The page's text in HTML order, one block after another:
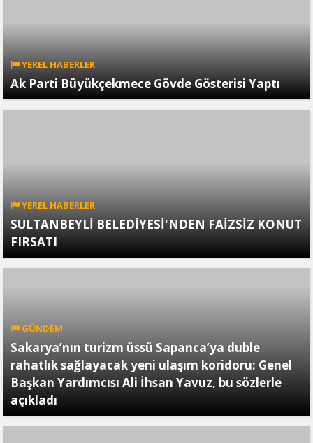
YEREL HABERLER
Ak Parti Büyükçekmece Gövde Gösterisi Yaptı
YEREL HABERLER
SULTANBEYLİ BELEDİYESİ'NDEN FAİZSİZ KONUT
FIRSATI
GÜNDEM
Sakarya’nın turizm üssü Sapanca’ya duble
rahatlık sağlayacak yeni ulaşım koridoru: Genel
Başkan Yardımcısı Ali İhsan Yavuz, bu sözlerle
açıkladı